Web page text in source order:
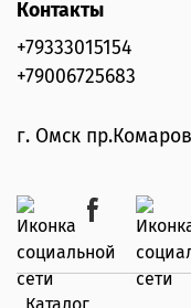
Контакты
+79333015154
+79006725683
г. Омск